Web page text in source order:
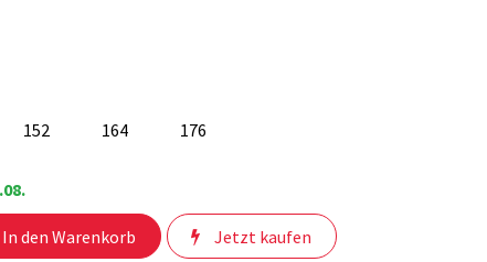
152 164 176
In den Warenkorb Jetzt kaufen